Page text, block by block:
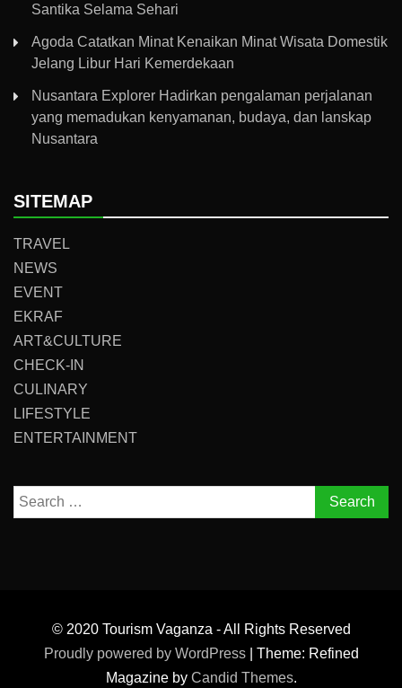
Santika Selama Sehari
Agoda Catatkan Minat Kenaikan Minat Wisata Domestik
Jelang Libur Hari Kemerdekaan
Nusantara Explorer Hadirkan pengalaman perjalanan
yang memadukan kenyamanan, budaya, dan lanskap
Nusantara
SITEMAP
TRAVEL
NEWS
EVENT
EKRAF
ART&CULTURE
CHECK-IN
CULINARY
LIFESTYLE
ENTERTAINMENT
Search
for:
© 2020 Tourism Vaganza - All Rights Reserved
Proudly powered by WordPress
Theme: Refined
Magazine by Candid Themes.